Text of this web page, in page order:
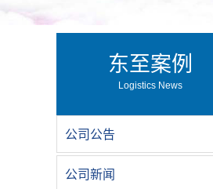
东至案例
Logistics News
公司公告
公司新闻